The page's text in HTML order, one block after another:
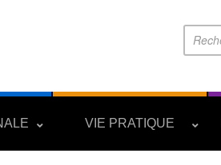
VIE PRATIQUE